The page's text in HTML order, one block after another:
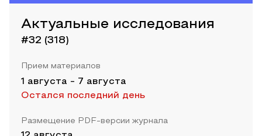
Актуальные исследования
#32 (318)
Прием материалов
1 августа - 7 августа
Остался последний день
Размещение PDF-версии журнала